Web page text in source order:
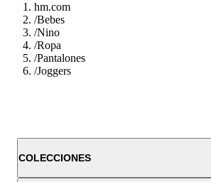
hm.com
/Bebes
/Nino
/Ropa
/Pantalones
/Joggers
COLECCIONES